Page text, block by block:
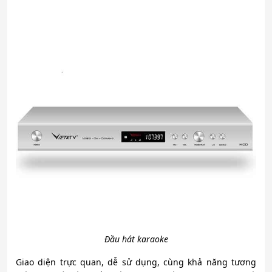
Đầu hát karaoke
Giao diện trực quan, dễ sử dụng, cùng khả năng tương